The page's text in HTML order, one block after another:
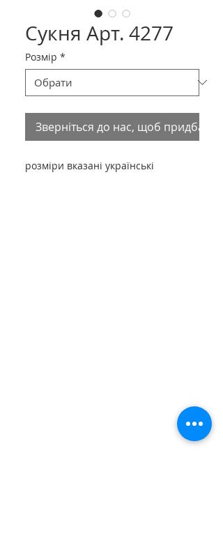
Сукня Арт. 4277
Розмір *
Зверніться до нас, щоб придбати
розміри вказані українські